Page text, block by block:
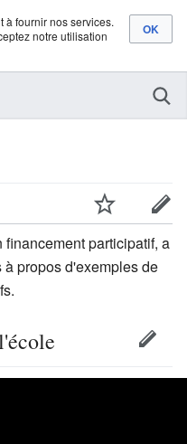
à fournir nos services.
notre utilisation
financement participatif, a
propos d'exemples de